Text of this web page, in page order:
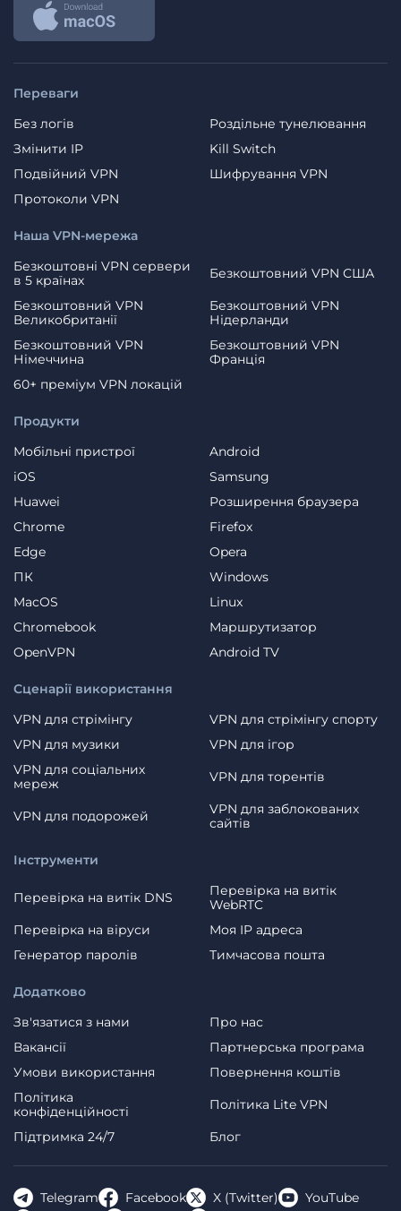
Переваги
Без логів
Роздільне тунелювання
Змінити IP
Kill Switch
Подвійний VPN
Шифрування VPN
Протоколи VPN
Продукти
Мобільні пристрої
Android
iOS
Samsung
Huawei
Розширення браузера
Chrome
Firefox
Edge
Opera
ПК
Windows
MacOS
Linux
Chromebook
Маршрутизатор
OpenVPN
Android TV
Сценарії використання
VPN для стрімінгу
VPN для стрімінгу спорту
VPN для музики
VPN для ігор
VPN для соціальних
мереж
VPN для торентів
VPN для подорожей
VPN для заблокованих
сайтів
Додатково
Зв'язатися з нами
Про нас
Вакансії
Партнерська програма
Умови використання
Повернення коштів
Політика
конфіденційності
Політика Lite VPN
Пiдтримка 24/7
Блог
Наша VPN-мережа
Безкоштовні VPN сервери
в 5 країнах
Безкоштовний VPN США
Безкоштовний VPN
Великобританії
Безкоштовний VPN
Нідерланди
Безкоштовний VPN
Німеччина
Безкоштовний VPN
Франція
60+ преміум VPN локацій
Інструменти
Перевірка на витік DNS
Перевірка на витік
WebRTC
Перевірка на віруси
Моя IP адреса
Генератор паролів
Тимчасова пошта
Telegram Facebook X (Twitter)
YouTube